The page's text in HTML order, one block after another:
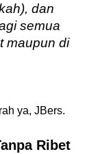
dan
semua
maupun di
ya, JBers.
Ribet